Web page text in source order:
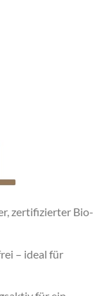
zertifizierter Bio-
– ideal für